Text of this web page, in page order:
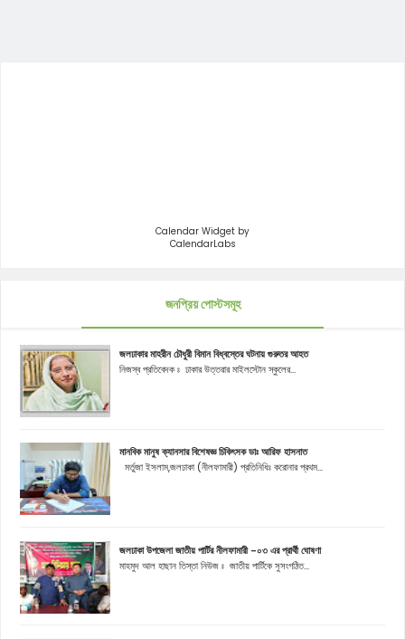
Calendar Widget by
CalendarLabs
জনপ্রিয় পোস্টসমূহ
জলঢাকার মাহরীন চৌধুরী বিমান বিধ্বস্তের ঘটনায় গুরুতর আহত
নিজস্ব প্রতিবেদক ঃ ঢাকার উত্তরার মাইলস্টোন স্কুলের...
মানবিক মানুষ ক্যানসার বিশেষজ্ঞ চিকিৎসক ডাঃ আরিফ হাসনাত
মর্তুজা ইসলাম,জলঢাকা (নীলফামারী) প্রতিনিধিঃ করোনার প্রথম...
জলঢাকা উপজেলা জাতীয় পার্টির নীলফামারী -০৩ এর প্রার্থী ঘোষণা
মাহমুদ আল হাছান তিস্তা নিউজ ঃ জাতীয় পার্টিকে সুসংগঠিত...